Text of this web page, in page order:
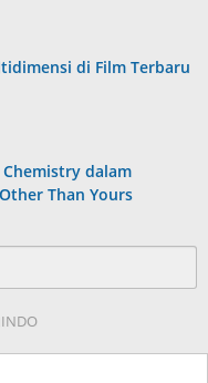
di Film Terbaru
Chemistry dalam
Than Yours